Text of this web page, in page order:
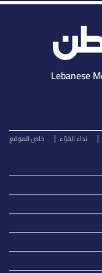
نداء القرّاء خاص الموقع